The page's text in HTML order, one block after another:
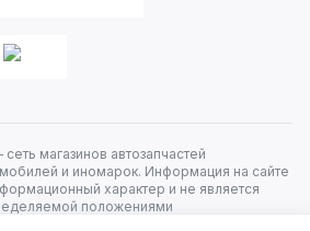
магазинов автозапчастей
и иномарок. Информация на сайте
характер и не является
положениями